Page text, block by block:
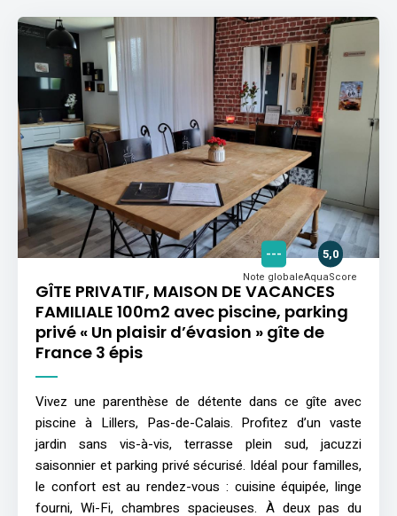
GÎTE PRIVATIF, MAISON DE VACANCES
FAMILIALE 100m2 avec piscine, parking
privé « Un plaisir d’évasion » gîte de
France 3 épis
---
Note globale
5,0
AquaScore
Vivez une parenthèse de détente dans ce gîte avec
piscine à Lillers, Pas-de-Calais. Profitez d’un vaste
jardin sans vis-à-vis, terrasse plein sud, jacuzzi
saisonnier et parking privé sécurisé. Idéal pour familles,
le confort est au rendez-vous : cuisine équipée, linge
fourni, Wi-Fi, chambres spacieuses. À deux pas du